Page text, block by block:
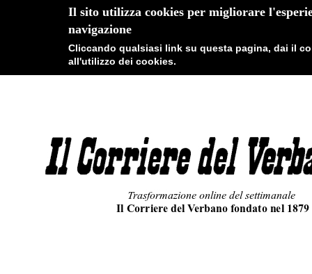
Il sito utilizza cookies per migliorare
navigazione
Cliccando qualsiasi link su questa pagina, dai il
all'utilizzo dei cookies.